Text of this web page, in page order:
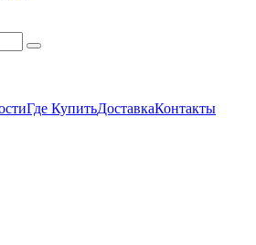
Где КупитьДоставкаКонтакты